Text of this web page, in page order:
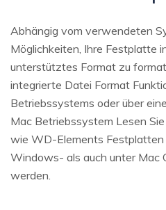
Abhängig vom verwendeten
Möglichkeiten, Ihre Festplatte
unterstütztes Format zu
integrierte Datei Format
Betriebssystems oder über
Mac Betriebssystem Lesen
wie WD-Elements
Windows- als auch unter Mac
werden.